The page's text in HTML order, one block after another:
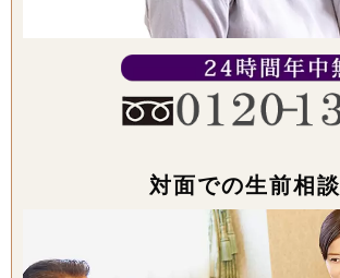
対面での生前相談